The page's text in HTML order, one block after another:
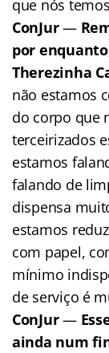
que nós
ConJur—
por
Therezinha
não estamos
do corpo que
terceirizados
estamos
falando de
dispensa
estamos
com papel,
mínimo
de serviço é
ConJur—
ainda num